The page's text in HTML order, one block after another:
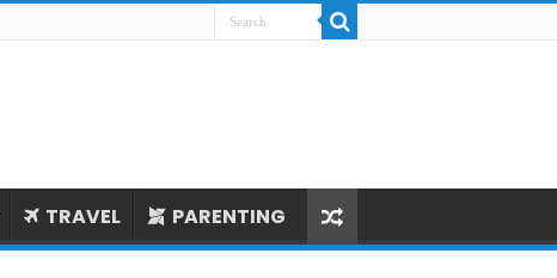
TRAVEL PARENTING